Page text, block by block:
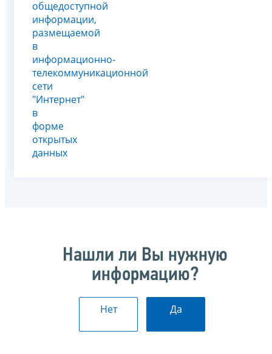
общедоступной
информации,
размещаемой
в
информационно-
телекоммуникационной
сети
"Интернет"
в
форме
открытых
данных
Нашли ли Вы нужную
информацию?
Нет Да